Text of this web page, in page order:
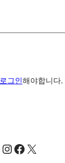
로그인해야합니다.
Instagram
Facebook
X